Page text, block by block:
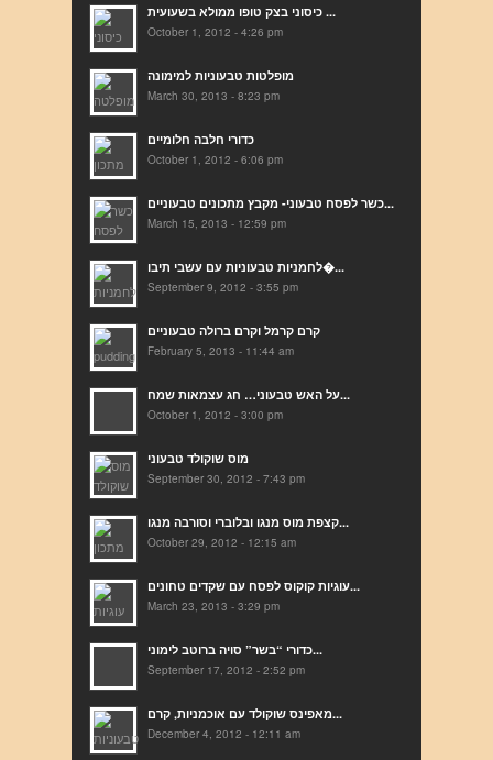
כיסוני בצק טופו ממולא בשעועית ...
October 1, 2012 - 4:26 pm
מופלטות טבעוניות למימונה
March 30, 2013 - 8:23 pm
כדורי חלבה חלומיים
October 1, 2012 - 6:06 pm
כשר לפסח טבעוני- מקבץ מתכונים טבעוניים...
March 15, 2013 - 12:59 pm
לחמניות טבעוניות עם עשבי תיבו�...
September 9, 2012 - 3:55 pm
קרם קרמל וקרם ברולה טבעוניים
February 5, 2013 - 11:44 am
על האש טבעוני… חג עצמאות שמח...
October 1, 2012 - 3:00 pm
מוס שוקולד טבעוני
September 30, 2012 - 7:43 pm
קצפת מוס מנגו ובלוברי וסורבה מנגו...
October 29, 2012 - 12:15 am
עוגיות קוקוס לפסח עם שקדים טחונים...
March 23, 2013 - 3:29 pm
כדורי “בשר” סויה ברוטב לימוני...
September 17, 2012 - 2:52 pm
מאפינס שוקולד עם אוכמניות, קרם...
December 4, 2012 - 12:11 am